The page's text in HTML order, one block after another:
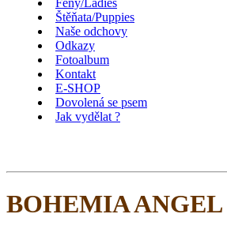
Štěňata/Puppies
Naše odchovy
Odkazy
Fotoalbum
Kontakt
E-SHOP
Dovolená se psem
Jak vydělat ?
BOHEMIA ANGEL